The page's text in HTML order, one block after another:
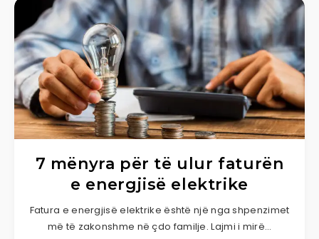
7 mënyra për të ulur faturën
e energjisë elektrike
Fatura e energjisë elektrike është një nga shpenzimet
më të zakonshme në çdo familje. Lajmi i mirë…